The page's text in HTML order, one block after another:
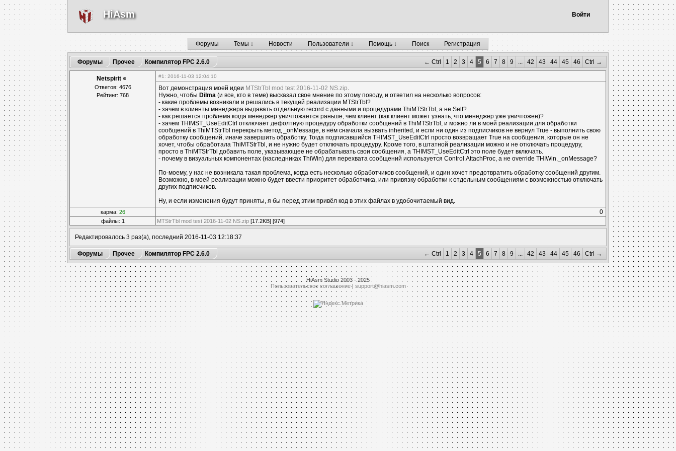
HiAsm Войти
Форумы Темы ↓ Новости Пользователи ↓ Помощь ↓ Поиск Регистрация
Форумы Прочее Компилятор FPC 2.6.0 ← Ctrl 1 2 3 4 5 6 7 8 9 ... 42 43 44 45 46 Ctrl →
Netspirit
Ответов: 4676
Рейтинг: 768
#1 : 2016-11-03 12:04:10
Вот демонстрация моей идеи MTStrTbl mod test 2016-11-02 NS.zip.
Нужно, чтобы Dilma (и все, кто в теме) высказал свое мнение по этому поводу, и ответил на несколько вопросов:
- какие проблемы возникали и решались в текущей реализации MTStrTbl?
- зачем в клиенты менеджера выдавать отдельную record с данными и процедурами ThiMTStrTbl, а не Self?
- как решается проблема когда менеджер уничтожается раньше, чем клиент (как клиент может узнать, что менеджер уже уничтожен)?
- зачем THIMST_UseEditCtrl отключает дефолтную процедуру обработки сообщений в ThiMTStrTbl, и можно ли в моей реализации для обработки
сообщений в ThiMTStrTbl перекрыть метод _onMessage, в нём сначала вызвать inherited, и если ни один из подписчиков не вернул True - выполнить свою
обработку сообщений, иначе завершить обработку. Тогда подписавшийся THIMST_UseEditCtrl просто возвращает True на сообщения, которые он не
хочет, чтобы обработала ThiMTStrTbl, и не нужно будет отключать процедуру. Кроме того, в штатной реализации можно и не отключать процедуру,
просто в ThiMTStrTbl добавить поле, указывающее не обрабатывать свои сообщения, а THIMST_UseEditCtrl это поле будет включать.
- почему в визуальных компонентах (наследниках ThiWin) для перехвата сообщений используется Control.AttachProc, а не override THIWin._onMessage?
По-моему, у нас не возникала такая проблема, когда есть несколько обработчиков сообщений, и один хочет предотвратить обработку сообщений другим.
Возможно, в моей реализации можно будет ввести приоритет обработчика, или привязку обработки к отдельным сообщениям с возможностью отключать
других подписчиков.
Ну, и если изменения будут приняты, я бы перед этим привёл код в этих файлах в удобочитаемый вид.
карма: 26 0
файлы: 1 MTStrTbl mod test 2016-11-02 NS.zip [17.2KB] [974]
Редактировалось 3 раз(а), последний 2016-11-03 12:18:37
Форумы Прочее Компилятор FPC 2.6.0 ← Ctrl 1 2 3 4 5 6 7 8 9 ... 42 43 44 45 46 Ctrl →
HiAsm Studio 2003 - 2025
Пользовательское соглашение| support@hiasm.com